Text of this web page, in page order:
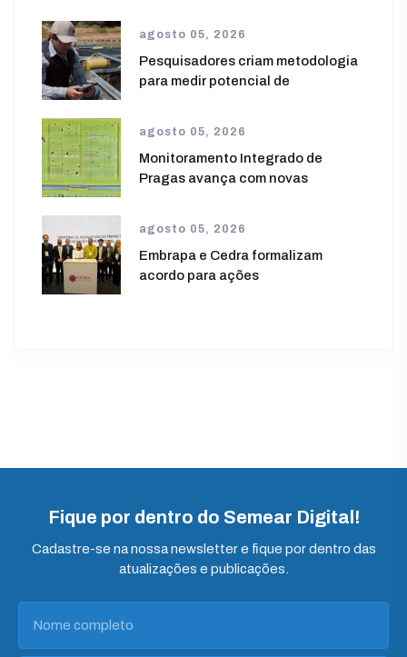
agosto 05, 2026
Pesquisadores criam metodologia
para medir potencial de
agosto 05, 2026
Monitoramento Integrado de
Pragas avança com novas
agosto 05, 2026
Embrapa e Cedra formalizam
acordo para ações
Fique por dentro do Semear Digital!
Cadastre-se na nossa newsletter e fique por dentro das
atualizações e publicações.